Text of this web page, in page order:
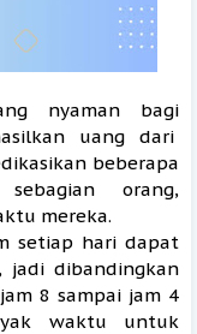
nyaman bagi
uang dari
beberapa
orang,
mereka.
setiap hari dapat
jadi dibandingkan
8 sampai jam 4
waktu untuk